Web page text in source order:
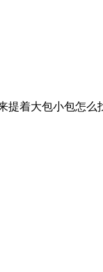
着大包小包怎么找